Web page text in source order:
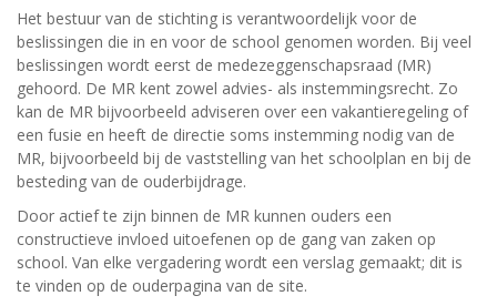
Het bestuur van de stichting is verantwoordelijk voor de
beslissingen die in en voor de school genomen worden. Bij veel
beslissingen wordt eerst de medezeggenschapsraad (MR)
gehoord. De MR kent zowel advies- als instemmingsrecht. Zo
kan de MR bijvoorbeeld adviseren over een vakantieregeling of
een fusie en heeft de directie soms instemming nodig van de
MR, bijvoorbeeld bij de vaststelling van het schoolplan en bij de
besteding van de ouderbijdrage.
Door actief te zijn binnen de MR kunnen ouders een
constructieve invloed uitoefenen op de gang van zaken op
school. Van elke vergadering wordt een verslag gemaakt; dit is
te vinden op de ouderpagina van de site.